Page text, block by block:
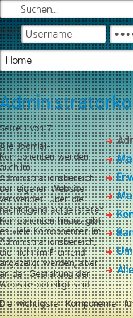
Login
Seite 1 von 7
Alle Joomla!-
Komponenten werden
auch im
Administrationsbereich
der eigenen Website
verwendet. Über die
nachfolgend aufgelisteten
Komponenten hinaus gibt
es viele Komponenten im
Administrationsbereich,
die nicht im Frontend
angezeigt werden, aber
an der Gestaltung der
Website beteiligt sind.
Die wichtigsten Komponenten